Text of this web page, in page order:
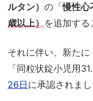
ルタン） の「慢性心
歳以上）を追加する
それに伴い、新たに
「同粒状錠小児用
26日に承認されまし